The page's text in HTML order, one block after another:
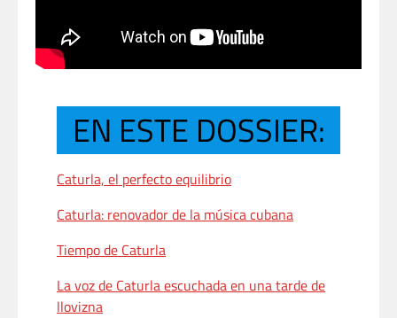
EN ESTE DOSSIER:
Caturla, el perfecto equilibrio
Caturla: renovador de la música cubana
Tiempo de Caturla
La voz de Caturla escuchada en una tarde de
llovizna